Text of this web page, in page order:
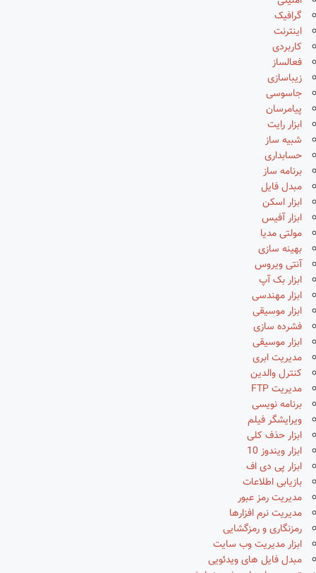
گرافیک
اینترنت
کاربردی
فعالساز
زیباسازی
جاسوسی
پیامرسان
ابزار رایت
شبیه ساز
حسابداری
برنامه ساز
مبدل فایل
ابزار اسکن
ابزار آفیس
مولتی مدیا
بهینه سازی
آنتی ویروس
ابزار بک آپ
ابزار مهندسی
ابزار موسیقی
فشرده سازی
ابزار موسیقی
مدیریت ابری
کنترل والدین
مدیریت FTP
برنامه نویسی
ویرایشگر فیلم
ابزار حذف کلی
ابزار ویندوز 10
ابزار پی دی اف
بازیابی اطلاعات
مدیریت رمز عبور
مدیریت نرم افزارها
رمزنگاری و رمزگشایی
ابزار مدیریت وب سایت
مبدل فایل های ویدئویی